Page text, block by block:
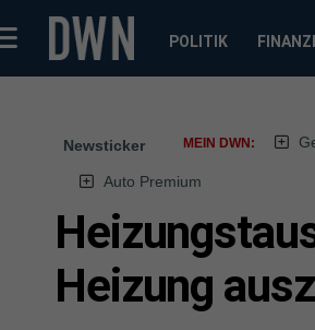
POLITIK
Newsticker MEIN DWN:
Auto Premium
Heizung